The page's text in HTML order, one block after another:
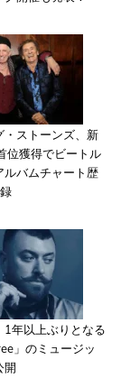
・ストーンズ、新
位獲得でビートル
ルバムチャート歴
1年以上ぶりとなる
」のミュージッ
開